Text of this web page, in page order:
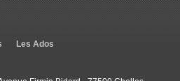
Les Ados